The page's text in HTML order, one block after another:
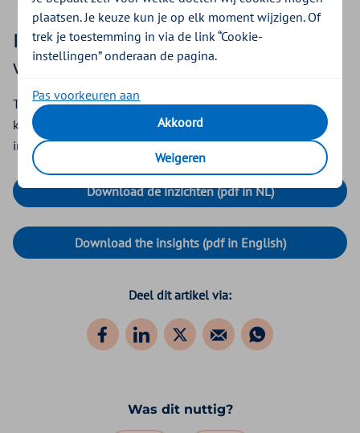
Invloed van generaties op de
werkvloer
Team Gezond Ondernemen dook in data en literatuur en
kwam tot mooie inzichten. Lees mee en ontdek hoe je deze
inzichten mee kunt nemen in jouw organisatie.
Download de inzichten (pdf in NL)
Download the insights (pdf in English)
Deel dit artikel via:
Was dit nuttig?
plaatsen. Je keuze kun je op elk moment wijzigen. Of
trek je toestemming in via de link “Cookie-
instellingen” onderaan de pagina.
Pas voorkeuren aan
Akkoord
Weigeren